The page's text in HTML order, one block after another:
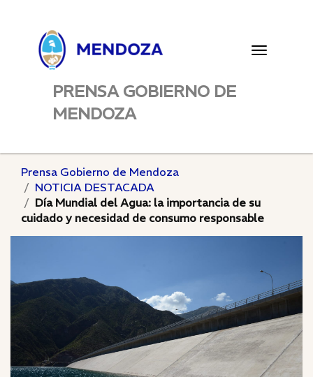
Toggle
PRENSA GOBIERNO DE
MENDOZA
Prensa Gobierno de Mendoza
NOTICIA DESTACADA
Día Mundial del Agua: la importancia de su
cuidado y necesidad de consumo responsable